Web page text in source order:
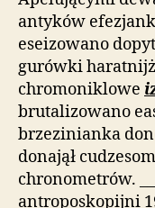
antyków
eseizowano
gurówki
chromoniklowe
brutalizowano
brzezinianka
donajął
chronometrów.
antroposkopijni